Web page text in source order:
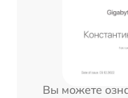
Вы можете